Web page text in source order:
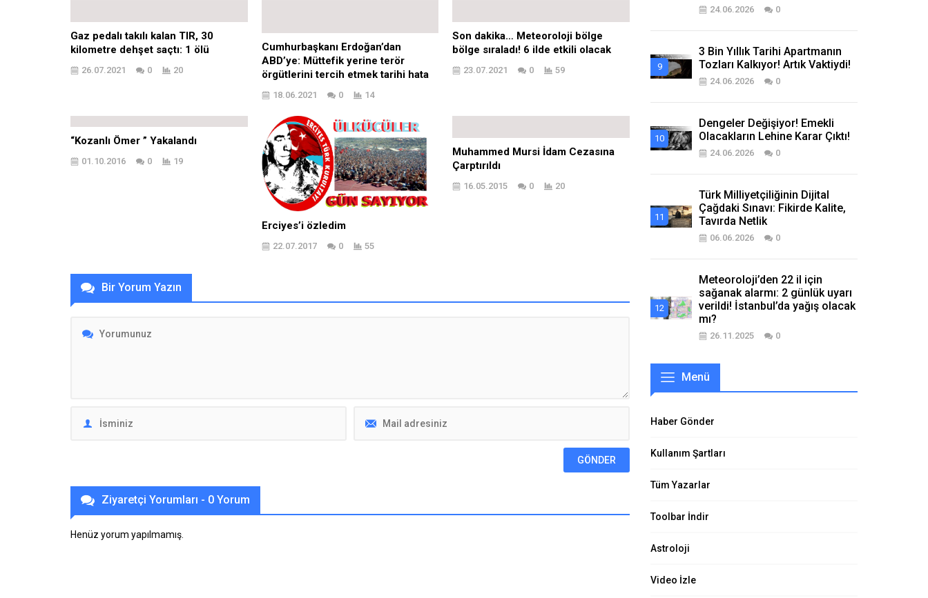
Gaz pedalı takılı kalan TIR, 30
kilometre dehşet saçtı: 1 ölü
26.07.2021 0 20
Cumhurbaşkanı Erdoğan’dan
ABD’ye: Müttefik yerine terör
örgütlerini tercih etmek tarihi hata
18.06.2021 0 14
Son dakika… Meteoroloji bölge
bölge sıraladı! 6 ilde etkili olacak
23.07.2021 0 59
“Kozanlı Ömer ” Yakalandı
01.10.2016 0 19
Erciyes’i özledim
22.07.2017 0 55
Muhammed Mursi İdam Cezasına
Çarptırıldı
16.05.2015 0 20
Bir Yorum Yazın
Ziyaretçi Yorumları - 0 Yorum
Henüz yorum yapılmamış.
24.06.2026 0
3 Bin Yıllık Tarihi Apartmanın
Tozları Kalkıyor! Artık Vaktiydi!
24.06.2026 0
Dengeler Değişiyor! Emekli
Olacakların Lehine Karar Çıktı!
24.06.2026 0
Türk Milliyetçiliğinin Dijital
Çağdaki Sınavı: Fikirde Kalite,
Tavırda Netlik
06.06.2026 0
Meteoroloji’den 22 il için
sağanak alarmı: 2 günlük uyarı
verildi! İstanbul’da yağış olacak
mı?
26.11.2025 0
Menü
Haber Gönder
Kullanım Şartları
Tüm Yazarlar
Toolbar İndir
Astroloji
Video İzle